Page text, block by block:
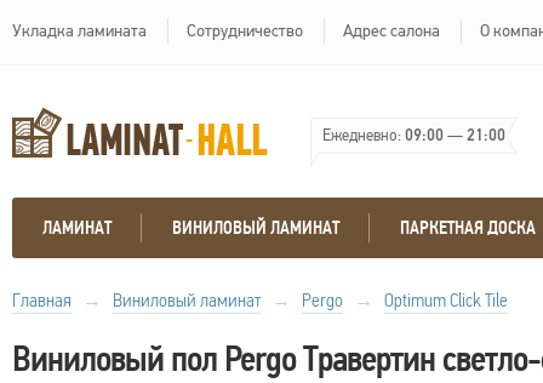
Укладка ламината Сотрудничество Адрес салона О
Ежедневно:09:00—21:00
ЛАМИНАТ ВИНИЛОВЫЙ ЛАМИНАТ ПАРКЕТНАЯ ДОСКА
Главная → Виниловый ламинат → Pergo → Optimum Click Tile
Виниловый пол Pergo Травертин